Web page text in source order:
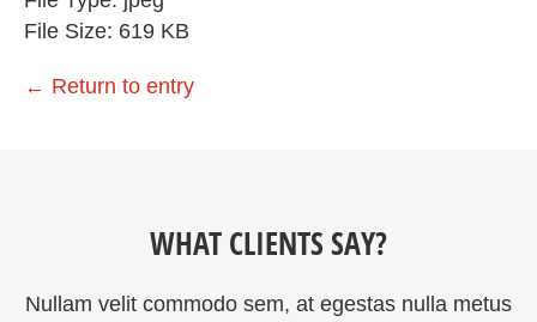
File Size: 619 KB
← Return to entry
WHAT CLIENTS SAY?
Nullam velit commodo sem, at egestas nulla metus